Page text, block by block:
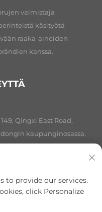
valmistaja
käsityötä
raaka-aineiden
kanssa.
Qingxi East Road,
kaupunginosassa,
to provide our services.
click Personalize